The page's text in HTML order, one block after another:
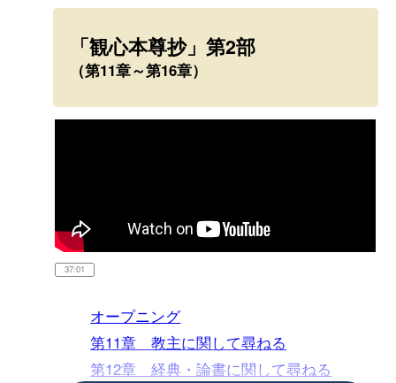
第6章 十界互具の文を引く
第7章 難信難解を示す
第8章 自身の心に具わる六道
第9章 自身の心に具わる三乗
第10章 凡夫の心に具わる仏界
「観心本尊抄」第2部
（第11章～第16章）
37:01
オープニング
第11章 教主に関して尋ねる
第12章 経典・論書に関して尋ねる